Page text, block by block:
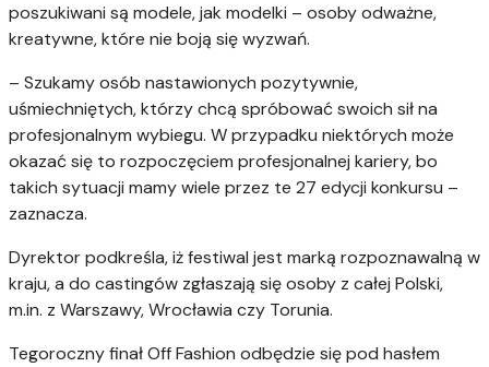
poszukiwani są modele, jak modelki – osoby odważne,
kreatywne, które nie boją się wyzwań.
– Szukamy osób nastawionych pozytywnie,
uśmiechniętych, którzy chcą spróbować swoich sił na
profesjonalnym wybiegu. W przypadku niektórych może
okazać się to rozpoczęciem profesjonalnej kariery, bo
takich sytuacji mamy wiele przez te 27 edycji konkursu –
zaznacza.
Dyrektor podkreśla, iż festiwal jest marką rozpoznawalną w
kraju, a do castingów zgłaszają się osoby z całej Polski,
m.in. z Warszawy, Wrocławia czy Torunia.
Tegoroczny finał Off Fashion odbędzie się pod hasłem